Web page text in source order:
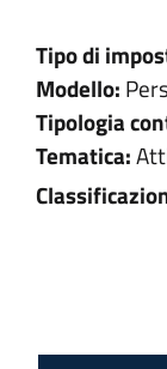
Tipo di
Modello:
Tipologia
Tematica: